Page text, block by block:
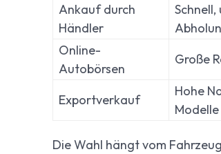
Ankauf durch
Händler
Online-
Autobörsen
Große
Exportverkauf
Hohe
Modelle
Die Wahl hängt vom